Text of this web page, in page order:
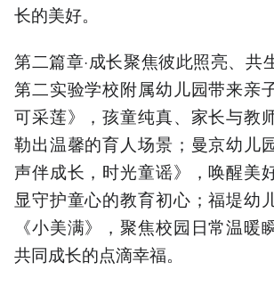
长的美好。
第二篇章·成长聚焦彼此照亮、共
第二实验学校附属幼儿园带来亲
可采莲》，孩童纯真、家长与教
勒出温馨的育人场景；曼京幼儿
声伴成长，时光童谣》，唤醒美
显守护童心的教育初心；福堤幼
《小美满》，聚焦校园日常温暖
共同成长的点滴幸福。